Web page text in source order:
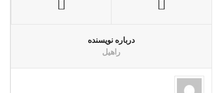
درباره نویسنده
راهیل